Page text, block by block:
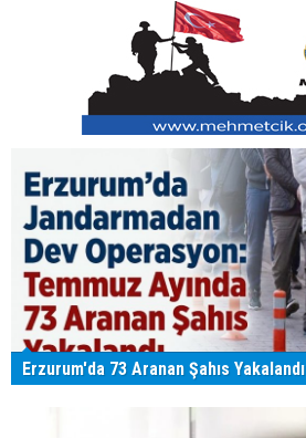
Erzurum'da 73 Aranan Şahıs Yakalandı